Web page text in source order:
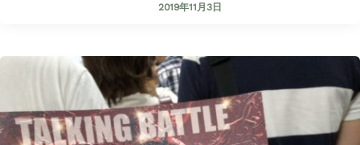
2019年11月3日